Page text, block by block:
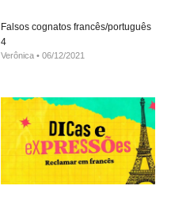
Falsos cognatos francês/português
4
Verônica 06/12/2021